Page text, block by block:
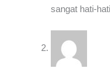
sangat hati-